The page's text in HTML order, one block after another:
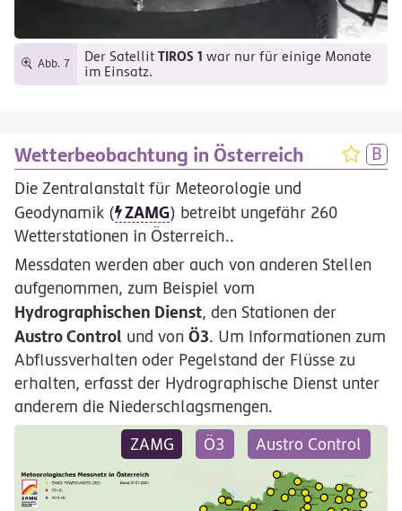
Abb. 7 Der Satellit TIROS 1 war nur für einige Monate
im Einsatz.
Wetterbeobachtung in Österreich
Die Zentralanstalt für Meteorologie und
Geodynamik ( ZAMG) betreibt ungefähr 260
Wetterstationen in Österreich..
Messdaten werden aber auch von anderen Stellen
aufgenommen, zum Beispiel vom
Hydrographischen Dienst, den Stationen der
Austro Control und von Ö3. Um Informationen zum
Abflussverhalten oder Pegelstand der Flüsse zu
erhalten, erfasst der Hydrographische Dienst unter
anderem die Niederschlagsmengen.
ZAMG
Ö3 Austro Control